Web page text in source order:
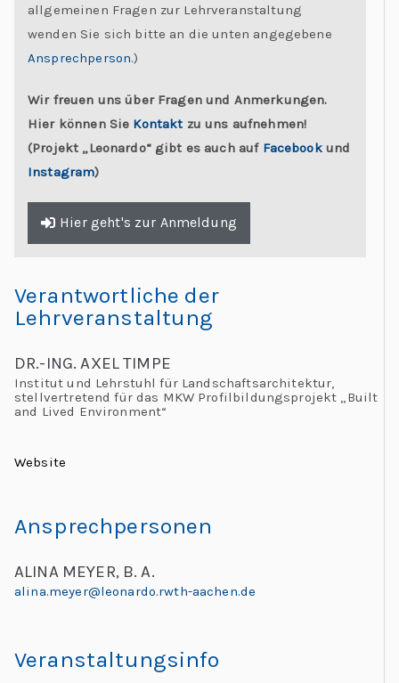
allgemeinen Fragen zur Lehrveranstaltung
wenden Sie sich bitte an die unten angegebene
Ansprechperson.)
Wir freuen uns über Fragen und Anmerkungen.
Hier können Sie Kontakt zu uns aufnehmen!
(Projekt „Leonardo“ gibt es auch auf Facebookund
Instagram)
Hier geht's zur Anmeldung
Verantwortliche der
Lehrveranstaltung
DR.-ING. AXEL TIMPE
Institut und Lehrstuhl für Landschaftsarchitektur,
stellvertretend für das MKW Profilbildungsprojekt „Built
and Lived Environment“
Website
Ansprechpersonen
ALINA MEYER, B. A.
alina.meyer@leonardo.rwth-aachen.de
Veranstaltungsinfo